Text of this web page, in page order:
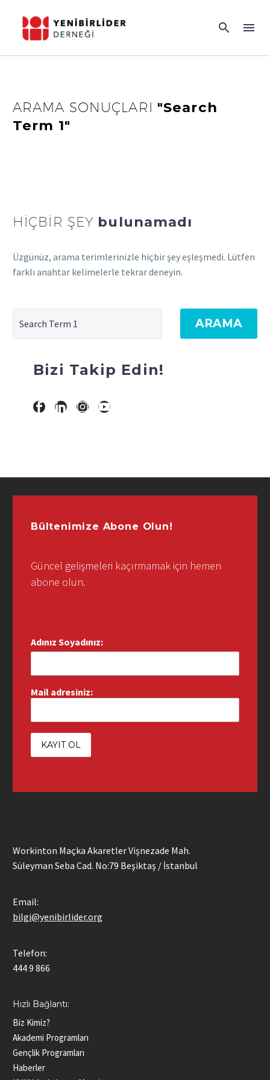
ARAMA SONUÇLARI "Search
Term 1"
HIÇBIR ŞEY bulunamadı
Üzgünüz, arama terimlerinizle hiçbir şey eşleşmedi. Lütfen
farklı anahtar kelimelerle tekrar deneyin.
ARAMA
Bizi Takip Edin!
Workinton Maçka Akaretler Vişnezade Mah.
Süleyman Seba Cad. No:79 Beşiktaş / İstanbul
Email:
bilgi@yenibirlider.org
Telefon:
444 9 866
Hızlı Bağlantı:
Biz Kimiz?
Akademi Programları
Gençlik Programları
Haberler
Bültenimize Abone Olun!
Güncel gelişmeleri kaçırmamak için hemen
abone olun.
Adınız Soyadınız:
Mail adresiniz: